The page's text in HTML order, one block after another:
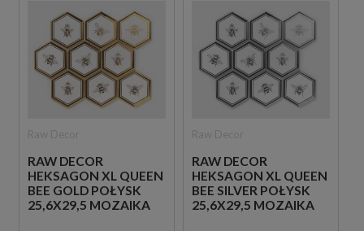
RAW DECOR
HEKSAGON XL QUEEN
BEE GOLD POŁYSK
25,6X29,5 MOZAIKA
RAW DECOR
HEKSAGON XL QUEEN
BEE SILVER POŁYSK
25,6X29,5 MOZAIKA